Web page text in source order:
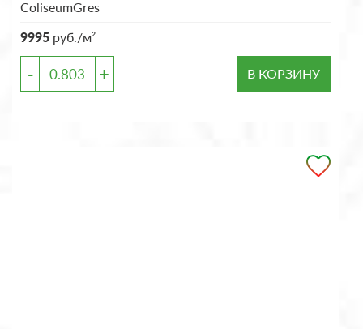
ColiseumGres
9995 руб./м²
- + В КОРЗИНУ